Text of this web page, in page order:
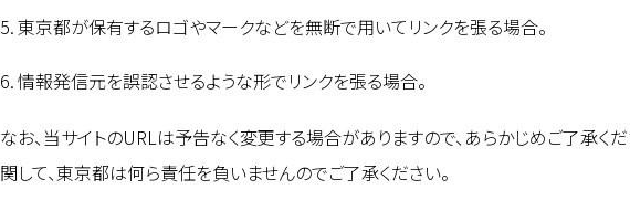
東京都が保有するロゴやマークなどを無断で用いてリンクを張る場合。
情報発信元を誤認させるような形でリンクを張る場合。
なお、当サイトのURLは予告なく変更する場合がありますので、あらかじめご了承く
関して、東京都は何ら責任を負いませんのでご了承ください。